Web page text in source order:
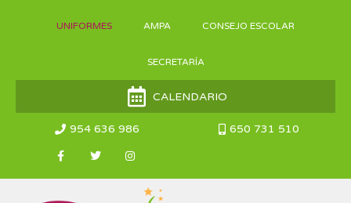
UNIFORMES AMPA CONSEJO ESCOLAR
SECRETARÍA
CALENDARIO
954 636 986 650 731 510